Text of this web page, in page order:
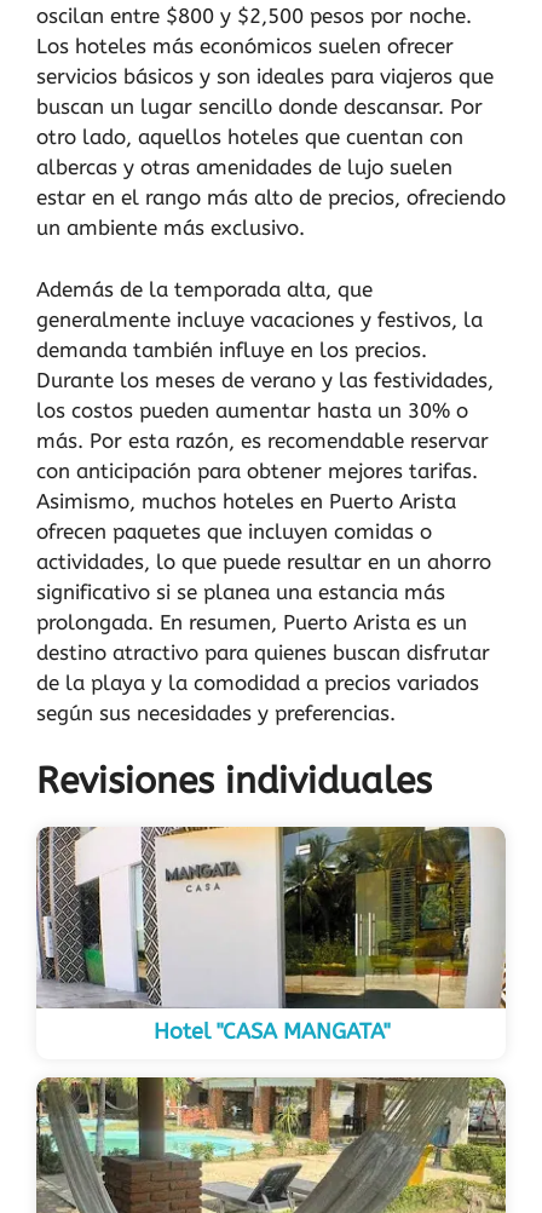
oscilan entre $800 y $2,500 pesos por noche.
Los hoteles más económicos suelen ofrecer
servicios básicos y son ideales para viajeros que
buscan un lugar sencillo donde descansar. Por
otro lado, aquellos hoteles que cuentan con
albercas y otras amenidades de lujo suelen
estar en el rango más alto de precios, ofreciendo
un ambiente más exclusivo.
Además de la temporada alta, que
generalmente incluye vacaciones y festivos, la
demanda también influye en los precios.
Durante los meses de verano y las festividades,
los costos pueden aumentar hasta un 30% o
más. Por esta razón, es recomendable reservar
con anticipación para obtener mejores tarifas.
Asimismo, muchos hoteles en Puerto Arista
ofrecen paquetes que incluyen comidas o
actividades, lo que puede resultar en un ahorro
significativo si se planea una estancia más
prolongada. En resumen, Puerto Arista es un
destino atractivo para quienes buscan disfrutar
de la playa y la comodidad a precios variados
según sus necesidades y preferencias.
Revisiones individuales
Hotel "CASA MANGATA"